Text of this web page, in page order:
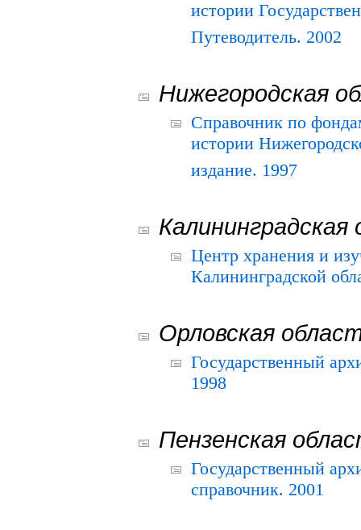
истории
Путеводитель. 2002
Нижегородская
Справочник по
истории
издание. 1997
Калининградская
Центр хранения и
Калининградской
Орловская
Государственный
1998
Пензенская
Государственный
справочник. 2001